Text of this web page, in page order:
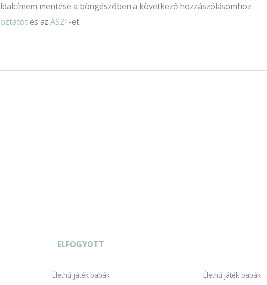
mentése a böngészőben a következő hozzászólásomhoz.
és az ÁSZF-et.
ELFOGYOTT
Élethű játék babák Élethű játék babák